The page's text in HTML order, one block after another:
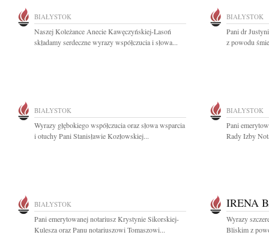
BIAŁYSTOK
Naszej Koleżance Anecie Kawęczyńskiej-Lasoń
składamy serdeczne wyrazy współczucia i słowa...
BIAŁYSTOK
Pani dr
z powodu
BIAŁYSTOK
Wyrazy głębokiego współczucia oraz słowa wsparcia
i otuchy Pani Stanisławie Kozłowskiej...
BIAŁYSTOK
Pani
Rady Izby
BIAŁYSTOK
Pani emerytowanej notariusz Krystynie Sikorskiej-
Kulesza oraz Panu notariuszowi Tomaszowi...
IRENA
Wyrazy
Bliskim z